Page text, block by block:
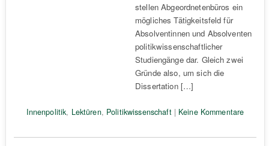
stellen Abgeordnetenbüros ein
mögliches Tätigkeitsfeld für
Absolventinnen und Absolventen
politikwissenschaftlicher
Studiengänge dar. Gleich zwei
Gründe also, um sich die
Dissertation […]
Innenpolitik, Lektüren, Politikwissenschaft| Keine Kommentare